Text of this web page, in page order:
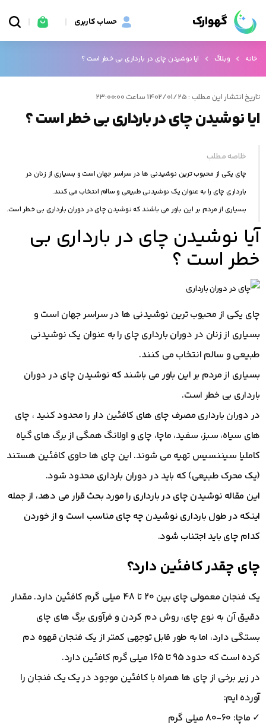
گهوارک حساب کاربری
خانه وبلاگ ایا نوشیدن چای در بارداری بی خطر است ؟
تاریخ انتشار این مطلب : 1402/01/25 ساعت 23:00:00
ایا نوشیدن چای در بارداری بی خطر است ؟
خلاصه مطلب
چای یکی از محبوب‌ ترین نوشیدنی‌ ها در سراسر جهان است و بسیاری از زنان در
بارداری چای را به عنوان یک نوشیدنی طبیعی و سالم انتخاب می کنند.
بسیاری از مردم بر این باور می باشند که نوشیدن چای در دوران بارداری بی خطر است.
آیا نوشیدن چای در بارداری بی
خطر است ؟
چای یکی از محبوب‌ ترین نوشیدنی‌ ها در سراسر جهان است و
بسیاری از زنان در دوران بارداری چای را به عنوان یک نوشیدنی
طبیعی و سالم انتخاب می کنند.
بسیاری از مردم بر این باور می باشند که نوشیدن چای در دوران
بارداری بی خطر است.
در دوران بارداری مصرف چای های کافئین دار را محدود کنید ، چای
های سیاه، سبز، سفید، ماچا، چای و اولانگ همگی از برگ های گیاه
کاملیا سیننسیس تهیه می شوند. این چای ها حاوی کافئین هستند
(یک محرک طبیعی) که باید در دوران بارداری محدود شود.
این مقاله نوشیدن چای در بارداری را مورد بحث قرار می دهد، از جمله
اینکه در طول بارداری نوشیدن چه چای مناسب است و از خوردن
کدام چای باید اجتناب شود.
چای چقدر کافئین دارد؟
یک فنجان معمولی چای بین 20 تا 48 میلی گرم کافئین دارد. مقدار
دقیق آن به نوع چای، روش دم کردن و فرآوری برگ های چای
بستگی دارد، اما به طور قابل توجهی کمتر از یک فنجان قهوه دم
کرده است که حدود 95 تا 165 میلی گرم کافئین دارد.
در زیر برخی از چای ها همراه با کافئین موجود در یک یک فنجان را
آورده ایم:
✓ ماچا: 60-80 میلی گرم